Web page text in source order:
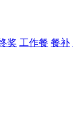
奖 工作餐 餐补